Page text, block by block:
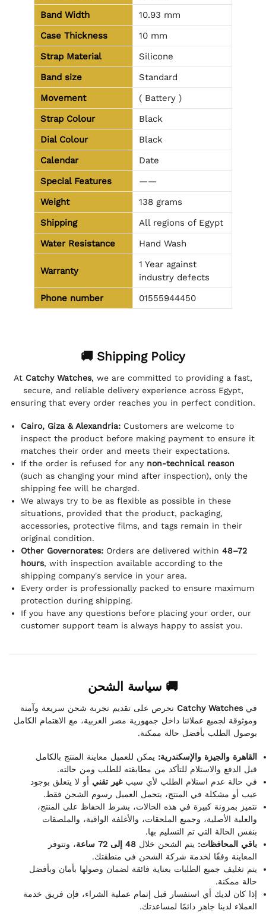
Band Width
10.93 mm
Case Thickness
10 mm
Strap Material
Silicone
Band size
Standard
Movement
( Battery )
Strap Colour
Black
Dial Colour
Black
Calendar
Date
Special Features
——
Weight
138 grams
Shipping
All regions of Egypt
Water Resistance
Hand Wash
Warranty
1 Year against
industry defects
Phone number
01555944450
🚚 Shipping Policy
At Catchy Watches, we are committed to providing a fast,
secure, and reliable delivery experience across Egypt,
ensuring that every order reaches you in perfect condition.
Cairo, Giza & Alexandria: Customers are welcome to
inspect the product before making payment to ensure it
matches their order and meets their expectations.
If the order is refused for any non-technical reason
(such as changing your mind after inspection), only the
shipping fee will be charged.
We always try to be as flexible as possible in these
situations, provided that the product, packaging,
accessories, protective films, and tags remain in their
original condition.
Other Governorates: Orders are delivered within 48–72
hours, with inspection available according to the
shipping company's service in your area.
Every order is professionally packed to ensure maximum
protection during shipping.
If you have any questions before placing your order, our
customer support team is always happy to assist you.
🚚 سياسة الشحن
فيCatchy Watches نحرص على تقديم تجربة شحن سريعة وآمنة
وموثوقة لجميع عملائنا داخل جمهورية مصر العربية، مع الاهتمام الكامل
بوصول الطلب بأفضل حالة ممكنة.
القاهرة والجيزة والإسكندرية: يمكن للعميل معاينة المنتج بالكامل
قبل الدفع والاستلام للتأكد من مطابقته للطلب ومن حالته.
في حالة عدم استلام الطلب لأي سببغير تقني أو لا يتعلق بوجود
عيب أو مشكلة في المنتج، يتحمل العميل رسوم الشحن فقط.
نتميز بمرونة كبيرة في هذه الحالات، بشرط الحفاظ على المنتج،
والعلبة الأصلية، وجميع الملحقات، والأغلفة الواقية، والملصقات
بنفس الحالة التي تم التسليم بها.
باقي المحافظات: يتم الشحن خلال 48 إلى 72 ساعة
، وتتوفر
المعاينة وفقًا لخدمة شركة الشحن في منطقتك.
يتم تغليف جميع الطلبات بعناية فائقة لضمان وصولها بأمان وبأفضل
حالة ممكنة.
إذا كان لديك أي استفسار قبل إتمام عملية الشراء، فإن فريق خدمة
العملاء لدينا جاهز دائمًا لمساعدتك.